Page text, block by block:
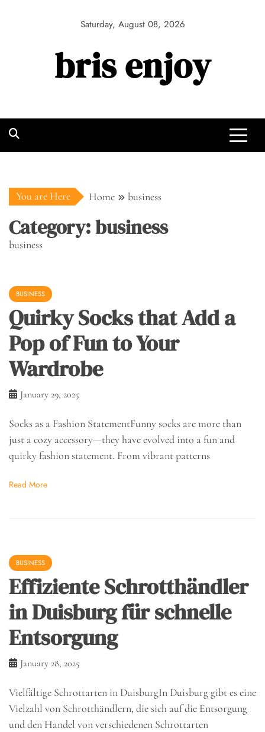
Saturday, August 08, 2026
bris enjoy
You are Here Home business
Category:business
business
BUSINESS
Quirky Socks that Add a
Pop of Fun to Your
Wardrobe
January 29, 2025
Socks as a Fashion StatementFunny socks are more than
just a cozy accessory—they have evolved into a fun and
quirky fashion statement. From vibrant patterns
Read More
BUSINESS
Effiziente Schrotthändler
in Duisburg für schnelle
Entsorgung
January 28, 2025
Vielfältige Schrottarten in DuisburgIn Duisburg gibt es eine
Vielzahl von Schrotthändlern, die sich auf die Entsorgung
und den Handel von verschiedenen Schrottarten